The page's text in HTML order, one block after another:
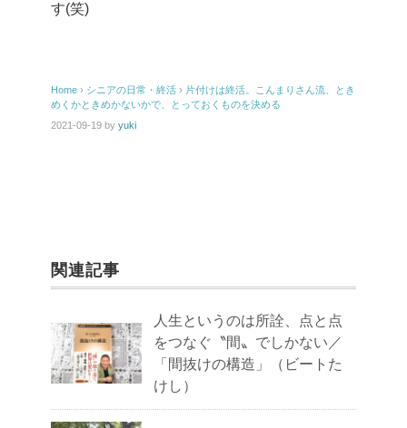
す(笑)
Home › シニアの日常・終活 › 片付けは終活。こんまりさん流、とき
めくかときめかないかで、とっておくものを決める
2021-09-19 by yuki
関連記事
人生というのは所詮、点と点
をつなぐ〝間〟でしかない／
「間抜けの構造」（ビートた
けし）